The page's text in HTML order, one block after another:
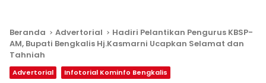
Beranda Advertorial
Hadiri Pelantikan Pengurus KBSP-
AM, Bupati Bengkalis Hj.Kasmarni Ucapkan Selamat dan
Tahniah
Advertorial Infotorial Kominfo Bengkalis